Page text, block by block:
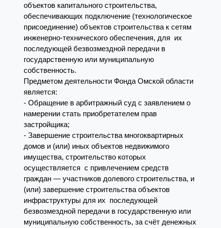
объектов капитального строительства,
обеспечивающих подключение (технологическое
присоединение) объектов строительства к сетям
инженерно-технического обеспечения, для их
последующей безвозмездной передачи в
государственную или муниципальную
собственность.
Предметом деятельности Фонда Омской области
является:
- Обращение в арбитражный суд с заявлением о
намерении стать приобретателем прав
застройщика;
- Завершение строительства многоквартирных
домов и (или) иных объектов недвижимого
имущества, строительство которых
осуществляется с привлечением средств
граждан — участников долевого строительства, и
(или) завершение строительства объектов
инфраструктуры для их последующей
безвозмездной передачи в государственную или
муниципальную собственность, за счёт денежных